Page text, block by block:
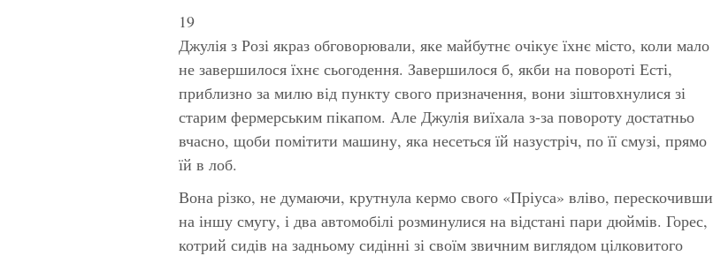
19
Джулія з Розі якраз обговорювали, яке майбутнє очікує їхнє місто, коли мало
не завершилося їхнє сьогодення. Завершилося б, якби на повороті Есті,
приблизно за милю від пункту свого призначення, вони зіштовхнулися зі
старим фермерським пікапом. Але Джулія виїхала з-за повороту достатньо
вчасно, щоби помітити машину, яка несеться їй назустріч, по її смузі, прямо
їй в лоб.
Вона різко, не думаючи, крутнула кермо свого «Пріуса» вліво, перескочивши
на іншу смугу, і два автомобілі розминулися на відстані пари дюймів. Горес,
котрий сидів на задньому сидінні зі своїм звичним виглядом цілковитого